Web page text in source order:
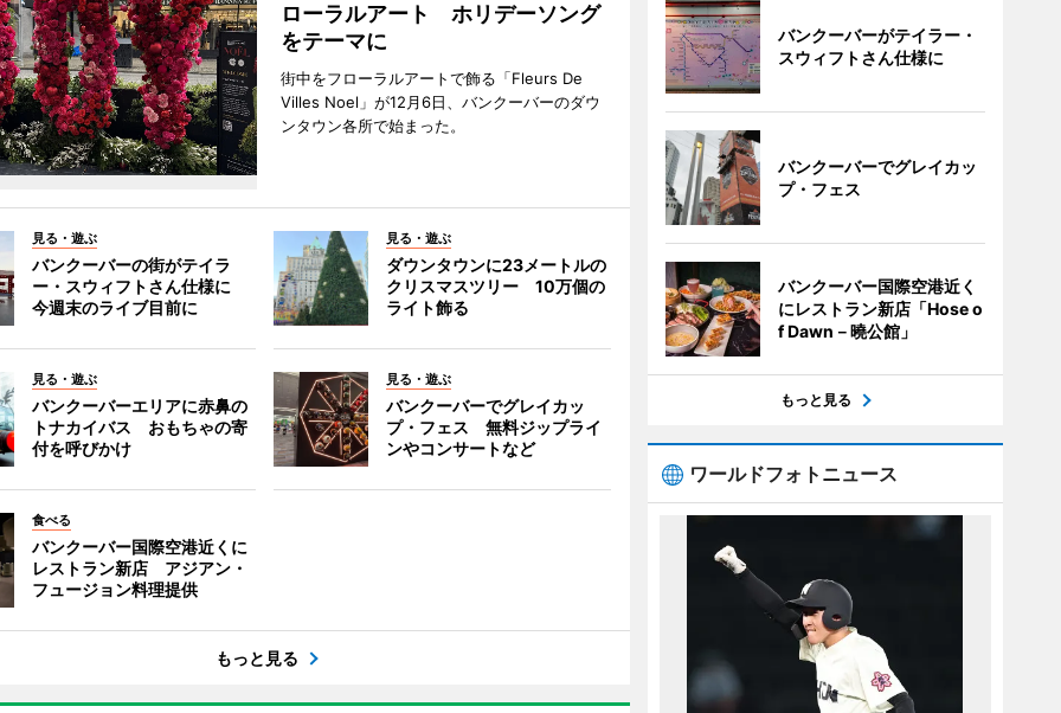
ローラルアート ホリデーソング
をテーマに
街中をフローラルアートで飾る「Fleurs De
Villes Noel」が12月6日、バンクーバーのダウ
ンタウン各所で始まった。
見る・遊ぶ
バンクーバーの街がテイラ
ー・スウィフトさん仕様に
今週末のライブ目前に
見る・遊ぶ
ダウンタウンに23メートルの
クリスマスツリー 10万個の
ライト飾る
見る・遊ぶ
バンクーバーエリアに赤鼻の
トナカイバス おもちゃの寄
付を呼びかけ
見る・遊ぶ
バンクーバーでグレイカッ
プ・フェス 無料ジップライ
ンやコンサートなど
食べる
バンクーバー国際空港近くに
レストラン新店 アジアン・
フュージョン料理提供
もっと見る
バンクーバーがテイラー・
スウィフトさん仕様に
バンクーバーでグレイカッ
プ・フェス
バンクーバー国際空港近く
にレストラン新店「Hose o
f Dawn－曉公館」
もっと見る
ワールドフォトニュース